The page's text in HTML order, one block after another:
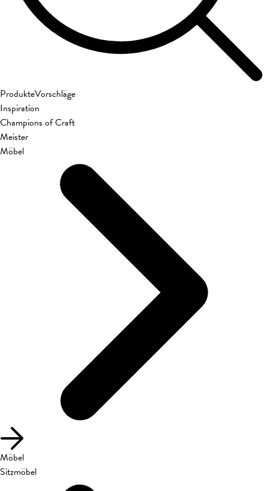
ProdukteVorschläge
Inspiration
Champions of Craft
Meister
Möbel
Möbel
Sitzmöbel